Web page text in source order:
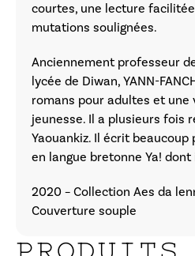
courtes, une lecture
mutations soulignées.
Anciennement professeur
lycée de Diwan, YANN-
romans pour adultes et une
jeunesse. Il a plusieurs fois
Yaouankiz. Il écrit beaucoup
en langue bretonne Ya!
2020 – Collection Aes da
Couverture souple